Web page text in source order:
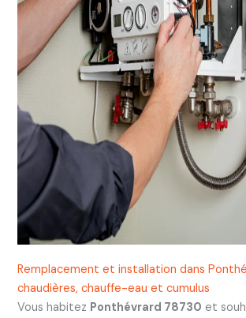
Remplacement et installation dans
chaudières, chauffe-eau et cumulus
Vous habitez Ponthévrard 78730 et